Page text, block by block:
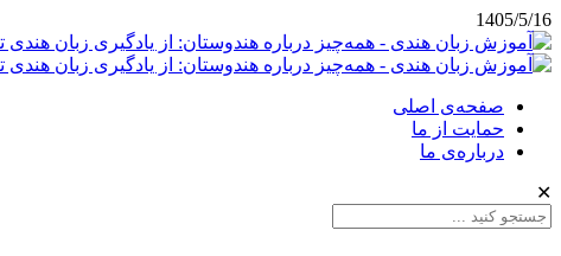
1405/5/16
صفحه‌ی اصلی
حمایت از ما
درباره‌ی ما
✕